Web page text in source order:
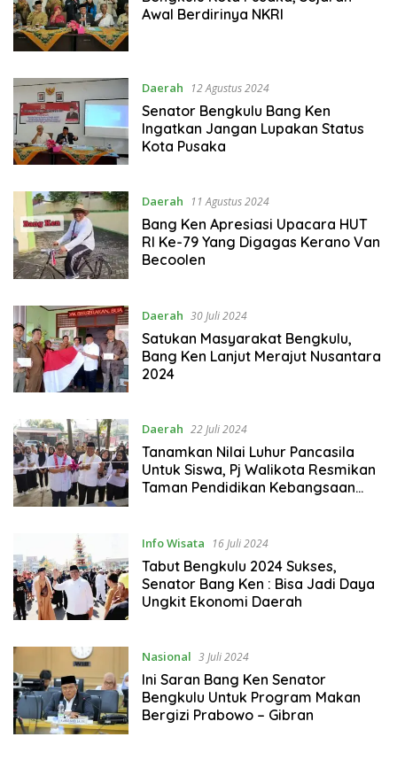
Awal Berdirinya NKRI
Daerah 12 Agustus 2024
Senator Bengkulu Bang Ken
Ingatkan Jangan Lupakan Status
Kota Pusaka
Daerah 11 Agustus 2024
Bang Ken Apresiasi Upacara HUT
RI Ke-79 Yang Digagas Kerano Van
Becoolen
Daerah 30 Juli 2024
Satukan Masyarakat Bengkulu,
Bang Ken Lanjut Merajut Nusantara
2024
Daerah 22 Juli 2024
Tanamkan Nilai Luhur Pancasila
Untuk Siswa, Pj Walikota Resmikan
Taman Pendidikan Kebangsaan
Info Wisata 16 Juli 2024
Tabut Bengkulu 2024 Sukses,
Senator Bang Ken : Bisa Jadi Daya
Ungkit Ekonomi Daerah
Nasional 3 Juli 2024
Ini Saran Bang Ken Senator
Bengkulu Untuk Program Makan
Bergizi Prabowo – Gibran